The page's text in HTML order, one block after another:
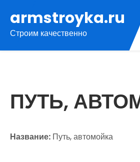
содержимому
armstroyka.ru
Строим качественно
ПУТЬ,
Название: Путь, автомойка